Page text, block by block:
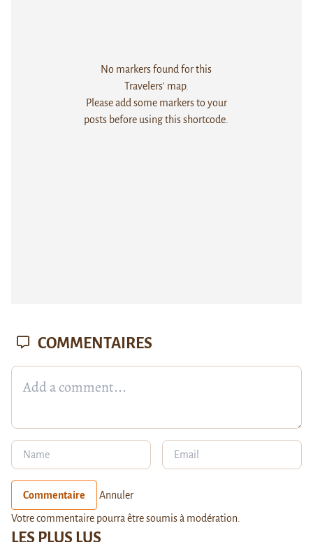
No markers found for this
Travelers' map.
Please add some markers to your
posts before using this shortcode.
LES PLUS LUS
COMMENTAIRES
Commentaire Annuler
Votre commentaire pourra être soumis à modération.